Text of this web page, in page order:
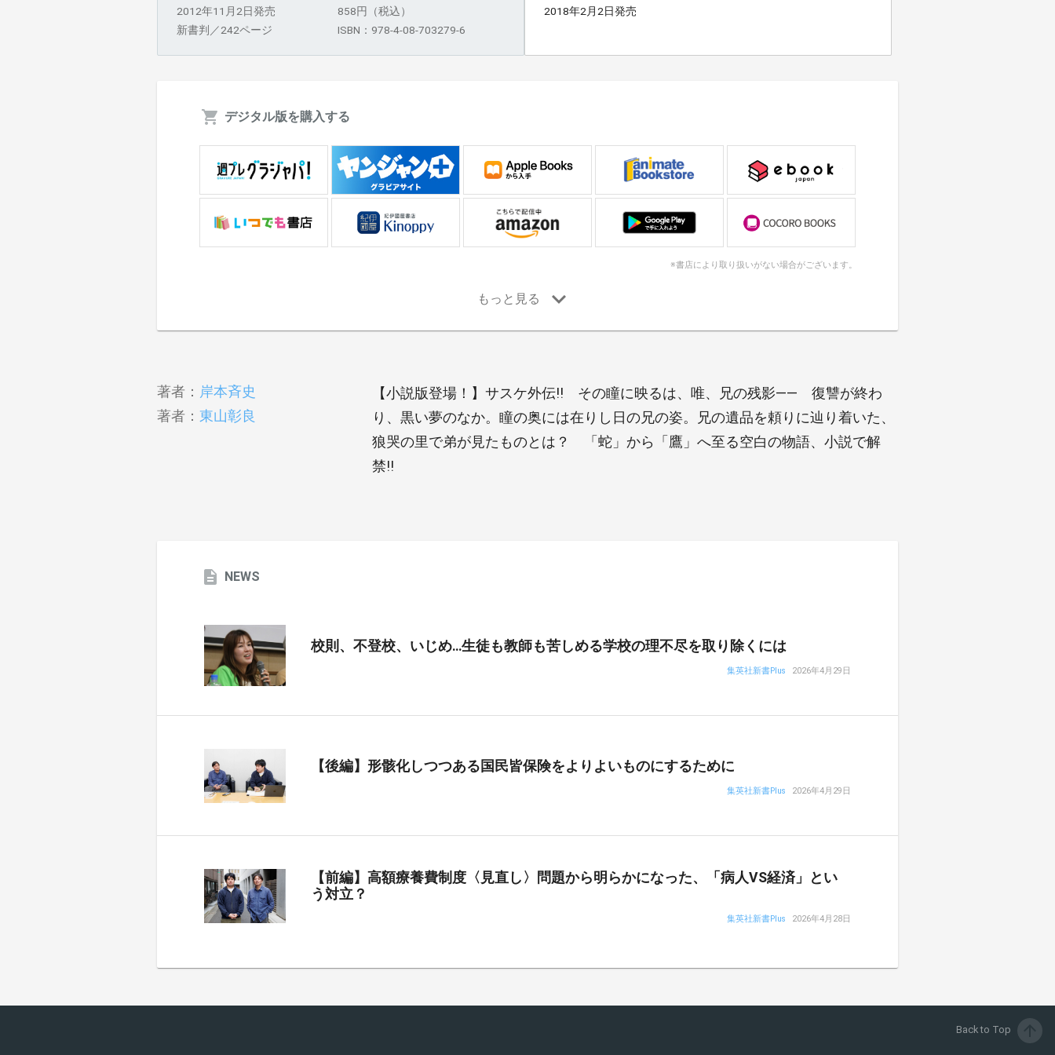
2012年11月2日発売
858円（税込）
新書判／242ページ
ISBN：978-4-08-703279-6
2018年2月2日発売
デジタル版を購入する
※書店により取り扱いがない場合がございます。
著者： 岸本斉史
著者： 東山彰良
【小説版登場！】サスケ外伝!! その瞳に映るは、唯、兄の残影―― 復讐が終わ
り、黒い夢のなか。瞳の奥には在りし日の兄の姿。兄の遺品を頼りに辿り着いた、
狼哭の里で弟が見たものとは？ 「蛇」から「鷹」へ至る空白の物語、小説で解
禁!!
NEWS
校則、不登校、いじめ…生徒も教師も苦しめる学校の理不尽を取り除くには
集英社新書Plus 2026年4月29日
【後編】形骸化しつつある国民皆保険をよりよいものにするために
集英社新書Plus 2026年4月29日
【前編】高額療養費制度〈見直し〉問題から明らかになった、「病人VS経済」とい
う対立？
集英社新書Plus 2026年4月28日
Back to Top